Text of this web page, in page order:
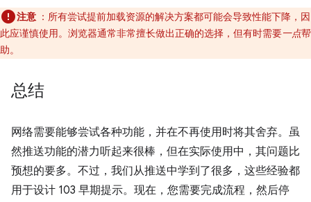
注意 ：所有尝试提前加载资源的解决方案都可能会导致性能下降，因
此应谨慎使用。浏览器通常非常擅长做出正确的选择，但有时需要一点帮
助。
总结
网络需要能够尝试各种功能，并在不再使用时将其舍弃。虽
然推送功能的潜力听起来很棒，但在实际使用中，其问题比
预想的要多。不过，我们从推送中学到了很多，这些经验都
用于设计 103 早期提示。现在，您需要完成流程，然后停